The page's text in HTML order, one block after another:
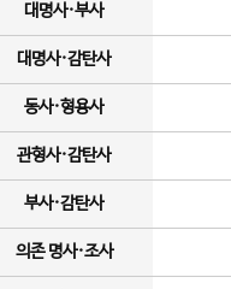
대명사·부사
대명사·감탄사
동사·형용사
관형사·감탄사
부사·감탄사
의존 명사·조사